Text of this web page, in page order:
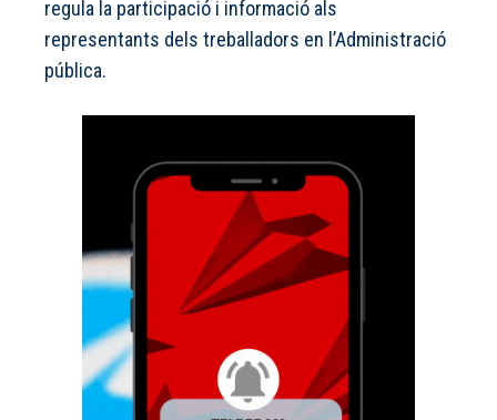
regula la participació i informació als
representants dels treballadors en l’Administració
pública.